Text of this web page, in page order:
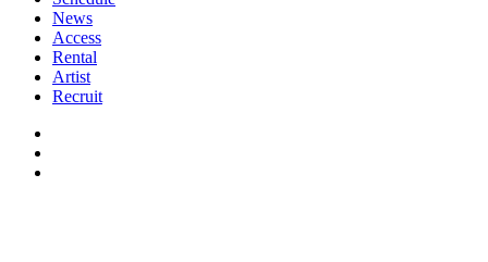
News
Access
Rental
Artist
Recruit